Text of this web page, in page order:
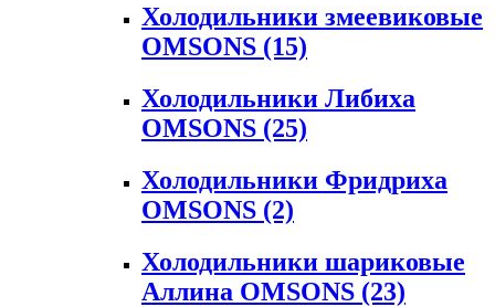
Холодильники змеевиковые
OMSONS (15)
Холодильники Либиха
OMSONS (25)
Холодильники Фридриха
OMSONS (2)
Холодильники шариковые
Аллина OMSONS (23)